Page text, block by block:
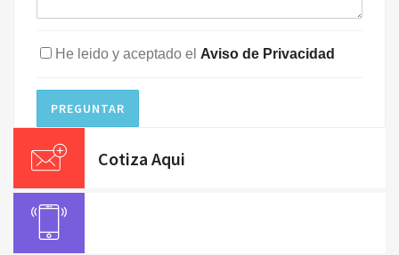
He leido y aceptado el Aviso de Privacidad
PREGUNTAR
Cotiza Aqui